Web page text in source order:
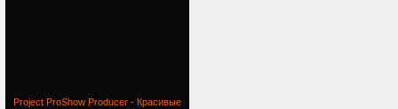
Project ProShow Producer - Красивые